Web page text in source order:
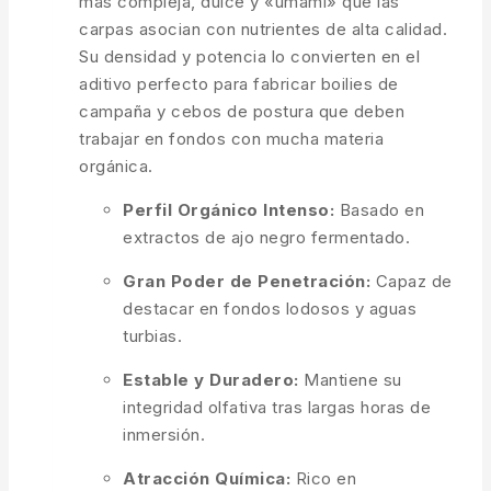
carpas asocian con nutrientes de alta calidad.
Su densidad y potencia lo convierten en el
aditivo perfecto para fabricar boilies de
campaña y cebos de postura que deben
trabajar en fondos con mucha materia
orgánica.
Perfil Orgánico Intenso: Basado en
extractos de ajo negro fermentado.
Gran Poder de Penetración: Capaz de
destacar en fondos lodosos y aguas
turbias.
Estable y Duradero: Mantiene su
integridad olfativa tras largas horas de
inmersión.
Atracción Química: Rico en